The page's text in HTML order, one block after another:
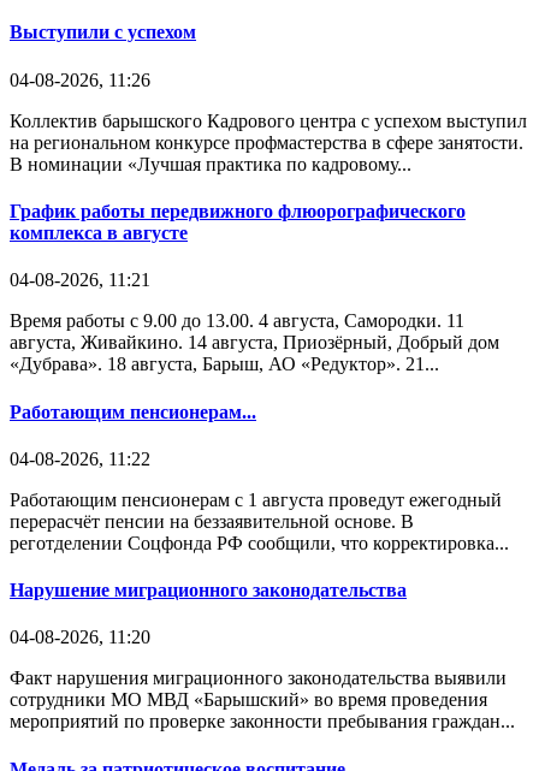
Выступили с успехом
04-08-2026, 11:26
Коллектив барышского Кадрового центра с успехом выступил
на региональном конкурсе профмастерства в сфере занятости.
В номинации «Лучшая практика по кадровому...
График работы передвижного флюорографического
комплекса в августе
04-08-2026, 11:21
Время работы с 9.00 до 13.00. 4 августа, Самородки. 11
августа, Живайкино. 14 августа, Приозёрный, Добрый дом
«Дубрава». 18 августа, Барыш, АО «Редуктор». 21...
Работающим пенсионерам...
04-08-2026, 11:22
Работающим пенсионерам с 1 августа проведут ежегодный
перерасчёт пенсии на беззаявительной основе. В
реготделении Соцфонда РФ сообщили, что корректировка...
Нарушение миграционного законодательства
04-08-2026, 11:20
Факт нарушения миграционного законодательства выявили
сотрудники МО МВД «Барышский» во время проведения
мероприятий по проверке законности пребывания граждан...